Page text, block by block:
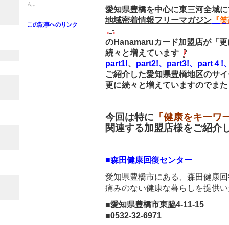
ん。
この記事へのリンク
愛知県豊橋を中心に東三河全域
地域密着情報フリーマガジン『
のHanamaruカード加盟店が「更
続々と増えています
part1!、 part2!、 part3!、 part４!
ご紹介した愛知県豊橋地区のサ
更に続々と増えていますのでま
今回は特に 「健康をキーワ
関連する加盟店様をご紹介
■森田健康回復センター
愛知県豊橋市にある、森田健康
痛みのない健康な暮らしを提供
■愛知県豊橋市東脇4-11-15
■0532-32-6971